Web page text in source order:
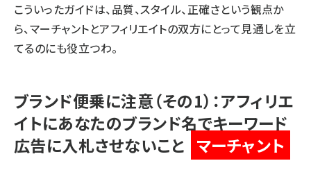
こういったガイドは、品質、スタイル、正確さという観点か
ら、マーチャントとアフィリエイトの双方にとって見通しを立
てるのにも役立つわ。
ブランド便乗に注意（その1）：アフィリエ
イトにあなたのブランド名でキーワード
広告に入札させないこと マーチャント